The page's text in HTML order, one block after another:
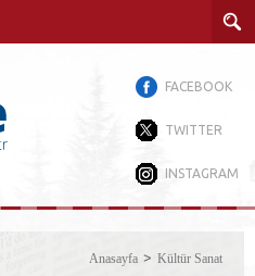
FACEBOOK
TWITTER
INSTAGRAM
Anasayfa Kültür Sanat